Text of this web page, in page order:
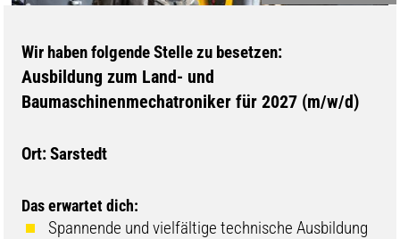
Wir haben folgende Stelle zu besetzen:
Ausbildung zum Land- und
Baumaschinenmechatroniker für 2027 (m/w/d)
Ort: Sarstedt
Das erwartet dich:
Spannende und vielfältige technische Ausbildung